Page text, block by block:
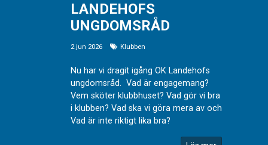
LANDEHOFS
UNGDOMSRÅD
2 jun 2026 Klubben
Nu har vi dragit igång OK Landehofs
ungdomsråd. Vad är engagemang?
Vem sköter klubbhuset? Vad gör vi bra
i klubben? Vad ska vi göra mera av och
Vad är inte riktigt lika bra?